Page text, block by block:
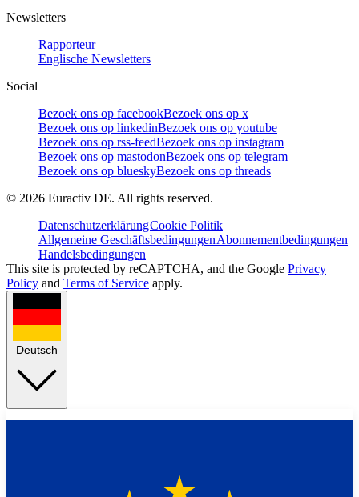
Newsletters
Rapporteur
Englische Newsletters
Social
Bezoek ons op facebookBezoek ons op x
Bezoek ons op linkedinBezoek ons op youtube
Bezoek ons op rss-feedBezoek ons op instagram
Bezoek ons op mastodonBezoek ons op telegram
Bezoek ons op blueskyBezoek ons op threads
© 2026 Euractiv DE. All rights reserved.
DatenschutzerklärungCookie Politik
Allgemeine GeschäftsbedingungenAbonnementbedingungen
Handelsbedingungen
This site is protected by reCAPTCHA, and the Google Privacy
Policy and Terms of Service apply.
Deutsch